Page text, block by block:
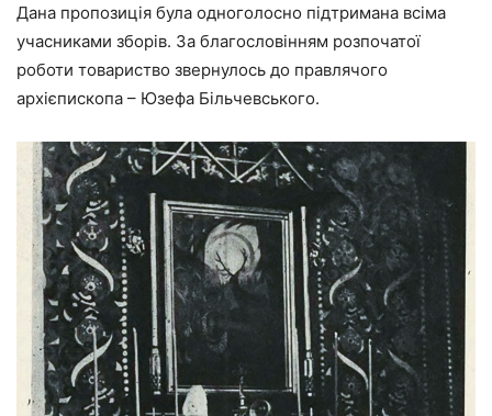
Дана пропозиція була одноголосно підтримана всіма
учасниками зборів. За благословінням розпочатої
роботи товариство звернулось до правлячого
архієпископа – Юзефа Більчевського.